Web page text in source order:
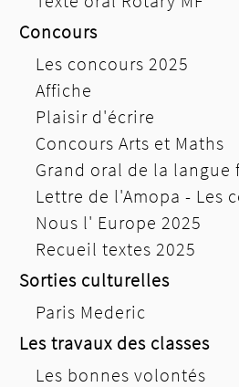
Concours
Les concours 2025
Affiche
Plaisir d'écrire
Concours Arts et Maths
Grand oral de la langue
Lettre de l'Amopa - Les
Nous l' Europe 2025
Recueil textes 2025
Sorties culturelles
Paris Mederic
Les travaux des classes
Les bonnes volontés